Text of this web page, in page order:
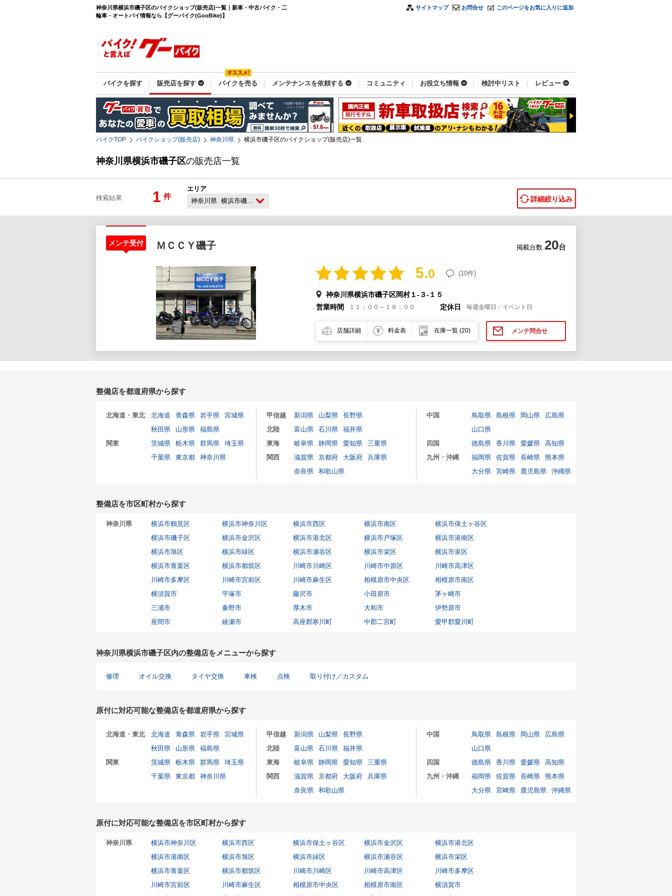
神奈川県横浜市磯子区のバイクショップ(販売店)一覧｜新車・中古バイク・二
輪車・オートバイ情報なら【グーバイク(GooBike)】
サイトマップ お問合せ このページをお気に入りに追加
バイクを探す 販売店を探す バイクを売る メンテナンスを依頼する コミュニティ お役立ち情報 検討中リスト レビュー
バイクTOP バイクショップ(販売店) 神奈川県 横浜市磯子区のバイクショップ(販売店)一覧
神奈川県横浜市磯子区の販売店一覧
検索結果 1 件
エリア
神奈川県 横浜市磯子区 詳細絞り込み
メンテ受付 ＭＣＣＹ磯子 掲載台数 20台
5.0 (10件)
神奈川県横浜市磯子区岡村１-３-１５
営業時間
１１：００～１８：００ 定休日 毎週金曜日・イベント日
メンテ問合せ
店舗詳細 料金表 在庫一覧 (20)
整備店を都道府県から探す
北海道・東北 北海道 青森県 岩手県
宮城県
秋田県
山形県
福島県
関東
茨城県 栃木県 群馬県
埼玉県
千葉県
東京都 神奈川県
甲信越 新潟県 山梨県
長野県
北陸
富山県 石川県
福井県
東海
岐阜県 静岡県 愛知県
三重県
関西
滋賀県 京都府 大阪府
兵庫県
奈良県
和歌山県
中国 鳥取県 島根県 岡山県
広島県
山口県
四国
徳島県 香川県 愛媛県
高知県
九州・沖縄
福岡県 佐賀県 長崎県
熊本県
大分県
宮崎県 鹿児島県 沖縄県
整備店を市区町村から探す
神奈川県 横浜市鶴見区 横浜市神奈川区 横浜市西区 横浜市南区
横浜市保土ヶ谷区
横浜市磯子区
横浜市金沢区 横浜市港北区 横浜市戸塚区
横浜市港南区
横浜市旭区
横浜市緑区 横浜市瀬谷区 横浜市栄区
横浜市泉区
横浜市青葉区
横浜市都筑区 川崎市川崎区 川崎市中原区
川崎市高津区
川崎市多摩区
川崎市宮前区 川崎市麻生区 相模原市中央区
相模原市南区
横須賀市
平塚市 藤沢市 小田原市
茅ヶ崎市
三浦市
秦野市 厚木市 大和市
伊勢原市
座間市
綾瀬市 高座郡寒川町 中郡二宮町 愛甲郡愛川町
神奈川県横浜市磯子区内の整備店をメニューから探す
修理 オイル交換 タイヤ交換 車検 点検 取り付け／カスタム
原付に対応可能な整備店を都道府県から探す
北海道・東北 北海道 青森県 岩手県
宮城県
秋田県
山形県
福島県
関東
茨城県 栃木県 群馬県
埼玉県
千葉県
東京都 神奈川県
甲信越 新潟県 山梨県
長野県
北陸
富山県 石川県
福井県
東海
岐阜県 静岡県 愛知県
三重県
関西
滋賀県 京都府 大阪府
兵庫県
奈良県
和歌山県
中国 鳥取県 島根県 岡山県
広島県
山口県
四国
徳島県 香川県 愛媛県
高知県
九州・沖縄
福岡県 佐賀県 長崎県
熊本県
大分県
宮崎県 鹿児島県 沖縄県
原付に対応可能な整備店を市区町村から探す
神奈川県 横浜市神奈川区 横浜市西区 横浜市保土ヶ谷区 横浜市金沢区
横浜市港北区
横浜市港南区
横浜市旭区 横浜市緑区 横浜市瀬谷区
横浜市栄区
横浜市青葉区
横浜市都筑区 川崎市川崎区 川崎市高津区
川崎市多摩区
川崎市宮前区
川崎市麻生区 相模原市中央区 相模原市南区
横須賀市